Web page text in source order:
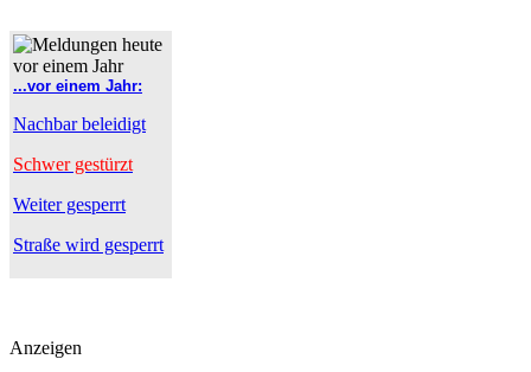
...vor einem Jahr:
Nachbar beleidigt
Schwer gestürzt
Weiter gesperrt
Straße wird gesperrt
Anzeigen